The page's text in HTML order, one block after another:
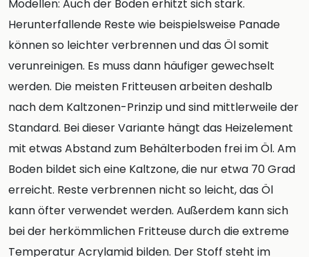
Modellen: Auch der Boden erhitzt sich stark.
Herunterfallende Reste wie beispielsweise Panade
können so leichter verbrennen und das Öl somit
verunreinigen. Es muss dann häufiger gewechselt
werden. Die meisten Fritteusen arbeiten deshalb
nach dem Kaltzonen-Prinzip und sind mittlerweile der
Standard. Bei dieser Variante hängt das Heizelement
mit etwas Abstand zum Behälterboden frei im Öl. Am
Boden bildet sich eine Kaltzone, die nur etwa 70 Grad
erreicht. Reste verbrennen nicht so leicht, das Öl
kann öfter verwendet werden. Außerdem kann sich
bei der herkömmlichen Fritteuse durch die extreme
Temperatur Acrylamid bilden. Der Stoff steht im